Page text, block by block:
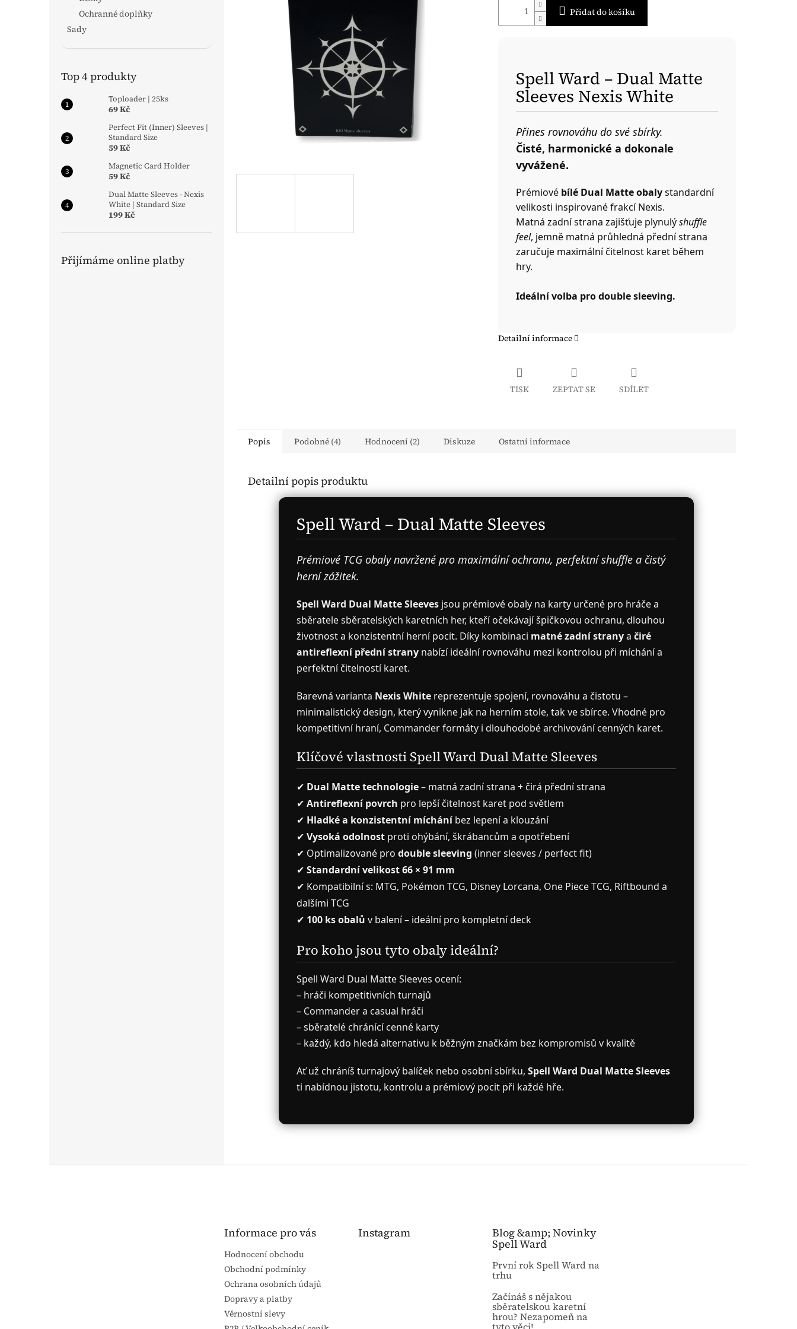
Ochranné doplňky
Sady
Top 4 produkty
Toploader | 25ks
69 Kč
Perfect Fit (Inner) Sleeves |
Standard Size
59 Kč
Magnetic Card Holder
59 Kč
Dual Matte Sleeves - Nexis
White | Standard Size
199 Kč
Přijímáme online platby
Přidat do košíku
Spell Ward – Dual Matte
Sleeves Nexis White
Přines rovnováhu do své sbírky.
Čisté, harmonické a dokonale
vyvážené.
Prémiové bílé Dual Matte obalystandardní
velikosti inspirované frakcí Nexis.
Matná zadní strana zajišťuje plynulýshuffle
feel, jemně matná průhledná přední strana
zaručuje maximální čitelnost karet během
hry.
Ideální volba pro double sleeving.
Detailní informace
TISK ZEPTAT SE SDÍLET
Popis Podobné (4) Hodnocení (2) Diskuze Ostatní informace
Detailní popis produktu
Spell Ward – Dual Matte Sleeves
Prémiové TCG obaly navržené pro maximální ochranu, perfektní shuffle a čistý
herní zážitek.
Spell Ward Dual Matte Sleevesjsou prémiové obaly na karty určené pro hráče a
sběratele sběratelských karetních her, kteří očekávají špičkovou ochranu, dlouhou
životnost a konzistentní herní pocit. Díky kombinaci matné zadní stranya čiré
antireflexní přední stranynabízí ideální rovnováhu mezi kontrolou při míchání a
perfektní čitelností karet.
Barevná varianta Nexis Whitereprezentuje spojení, rovnováhu a čistotu –
minimalistický design, který vynikne jak na herním stole, tak ve sbírce. Vhodné pro
kompetitivní hraní, Commander formáty i dlouhodobé archivování cenných karet.
Klíčové vlastnosti Spell Ward Dual Matte Sleeves
✔ Dual Matte technologie– matná zadní strana + čirá přední strana
✔ Antireflexní povrch pro lepší čitelnost karet pod světlem
✔ Hladké a konzistentní mícháníbez lepení a klouzání
✔ Vysoká odolnostproti ohýbání, škrábancům a opotřebení
✔ Optimalizované pro double sleeving (inner sleeves / perfect fit)
✔ Standardní velikost 66 × 91 mm
✔ Kompatibilní s: MTG, Pokémon TCG, Disney Lorcana, One Piece TCG, Riftbound a
dalšími TCG
✔ 100 ks obalů v balení – ideální pro kompletní deck
Pro koho jsou tyto obaly ideální?
Spell Ward Dual Matte Sleeves ocení:
– hráči kompetitivních turnajů
– Commander a casual hráči
– sběratelé chránící cenné karty
– každý, kdo hledá alternativu k běžným značkám bez kompromisů v kvalitě
Ať už chráníš turnajový balíček nebo osobní sbírku, Spell Ward Dual Matte Sleeves
ti nabídnou jistotu, kontrolu a prémiový pocit při každé hře.
Informace pro vás
Hodnocení obchodu
Obchodní podmínky
Ochrana osobních údajů
Dopravy a platby
Věrnostní slevy
Instagram Blog &amp; Novinky
Spell Ward
První rok Spell Ward na
trhu
Začínáš s nějakou
sběratelskou karetní
hrou? Nezapomeň na